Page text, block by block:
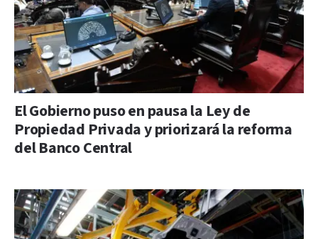
El Gobierno puso en pausa la Ley de
Propiedad Privada y priorizará la reforma
del Banco Central